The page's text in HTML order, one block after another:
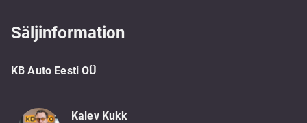
Säljinformation
KB Auto Eesti OÜ
Kalev Kukk